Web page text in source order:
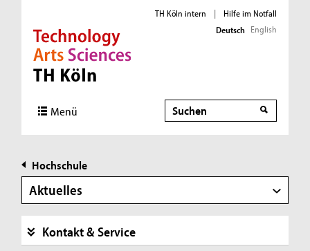
Direkt zur Hauptnavigation
Direkt zur Subnavigation
Direkt zum Inhalt
Direkt zum Fußbereich
TH Köln intern |
Hilfe im Notfall
Deutsch English
Menü Suche
Hochschule
Aktuelles
Kontakt & Service